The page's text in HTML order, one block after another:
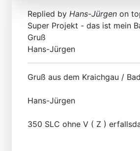
Replied by Hans-Jürgen on
Super Projekt - das ist mein
Gruß
Hans-Jürgen
Gruß aus dem Kraichgau /
Hans-Jürgen
350 SLC ohne V ( Z )